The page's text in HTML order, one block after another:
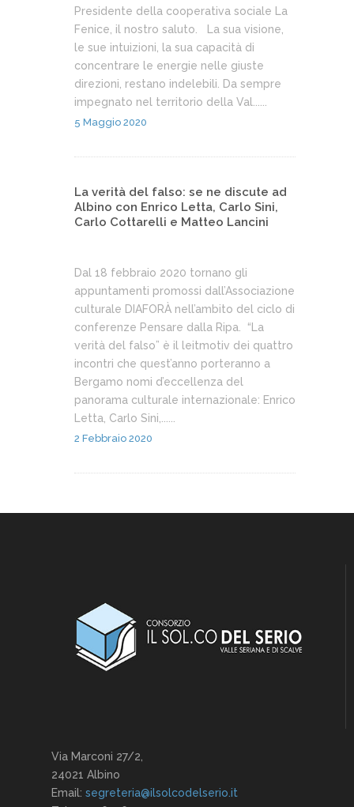
Presidente della cooperativa sociale La
Fenice, il nostro saluto. La sua visione,
le sue intuizioni, la sua capacità di
concentrare le energie nelle giuste
direzioni, restano indelebili. Da sempre
impegnato nel territorio della Val......
5 Maggio 2020
La verità del falso: se ne discute ad
Albino con Enrico Letta, Carlo Sini,
Carlo Cottarelli e Matteo Lancini
Dal 18 febbraio 2020 tornano gli
appuntamenti promossi dall’Associazione
culturale DIAFORÀ nell’ambito del ciclo di
conferenze Pensare dalla Ripa. “La
verità del falso” è il leitmotiv dei quattro
incontri che quest’anno porteranno a
Bergamo nomi d’eccellenza del
panorama culturale internazionale: Enrico
Letta, Carlo Sini,......
2 Febbraio 2020
Via Marconi 27/2,
24021 Albino
Email: segreteria@ilsolcodelserio.it